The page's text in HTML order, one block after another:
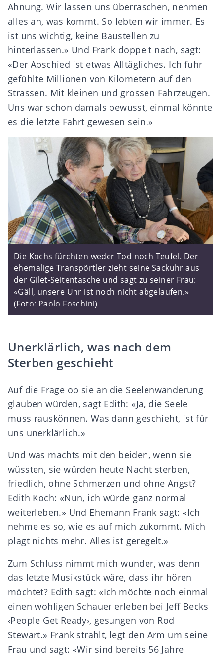
Ahnung. Wir lassen uns überraschen, nehmen
alles an, was kommt. So lebten wir immer. Es
ist uns wichtig, keine Baustellen zu
hinterlassen.» Und Frank doppelt nach, sagt:
«Der Abschied ist etwas Alltägliches. Ich fuhr
gefühlte Millionen von Kilometern auf den
Strassen. Mit kleinen und grossen Fahrzeugen.
Uns war schon damals bewusst, einmal könnte
es die letzte Fahrt gewesen sein.»
Die Kochs fürchten weder Tod noch Teufel. Der
ehemalige Transpörtler zieht seine Sackuhr aus
der Gilet-Seitentasche und sagt zu seiner Frau:
«Gäll, unsere Uhr ist noch nicht abgelaufen.»
(Foto: Paolo Foschini)
Unerklärlich, was nach dem
Sterben geschieht
Auf die Frage ob sie an die Seelenwanderung
glauben würden, sagt Edith: «Ja, die Seele
muss rauskönnen. Was dann geschieht, ist für
uns unerklärlich.»
Und was machts mit den beiden, wenn sie
wüssten, sie würden heute Nacht sterben,
friedlich, ohne Schmerzen und ohne Angst?
Edith Koch: «Nun, ich würde ganz normal
weiterleben.» Und Ehemann Frank sagt: «Ich
nehme es so, wie es auf mich zukommt. Mich
plagt nichts mehr. Alles ist geregelt.»
Zum Schluss nimmt mich wunder, was denn
das letzte Musikstück wäre, dass ihr hören
möchtet? Edith sagt: «Ich möchte noch einmal
einen wohligen Schauer erleben bei Jeff Becks
‹People Get Ready›, gesungen von Rod
Stewart.» Frank strahlt, legt den Arm um seine
Frau und sagt: «Wir sind bereits 56 Jahre